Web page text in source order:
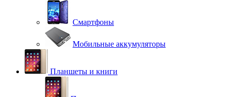
Смартфоны
Мобильные аккумуляторы
Планшеты и книги